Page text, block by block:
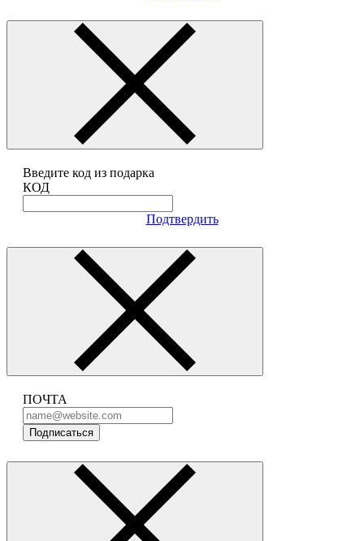
Введите код из подарка
КОД
Подтвердить
ПОЧТА
Подписаться